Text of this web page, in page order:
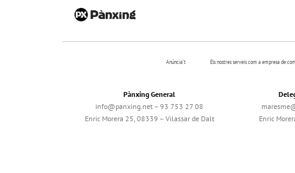
Anúncia’t Els nostres serveis com a empresa de
Pànxing General
info@panxing.net – 93 753 27 08
Enric Morera 25, 08339 – Vilassar de Dalt
Enric